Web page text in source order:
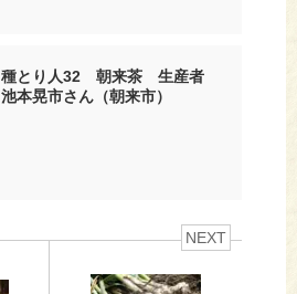
種とり人32 朝来茶 生産者
池本晃市さん（朝来市）
NEXT